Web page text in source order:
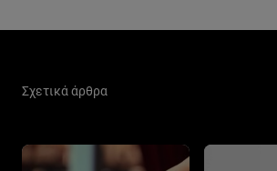
Σχετικά άρθρα